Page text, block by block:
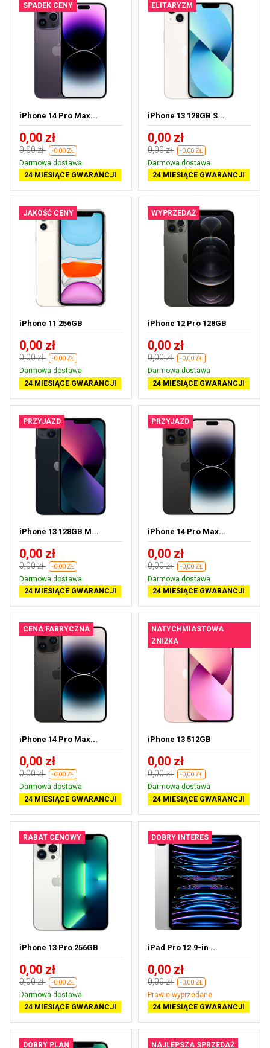
SPADEK CENY
iPhone 14 Pro Max...
0,00 zł
0,00 zł -0,00 ZŁ
Darmowa dostawa
24 MIESIĄCE GWARANCJI
ELITARYZM
iPhone 13 128GB S...
0,00 zł
0,00 zł -0,00 ZŁ
Darmowa dostawa
24 MIESIĄCE GWARANCJI
JAKOŚĆ CENY
iPhone 11 256GB
0,00 zł
0,00 zł -0,00 ZŁ
Darmowa dostawa
24 MIESIĄCE GWARANCJI
WYPRZEDAŻ
iPhone 12 Pro 128GB
0,00 zł
0,00 zł -0,00 ZŁ
Darmowa dostawa
24 MIESIĄCE GWARANCJI
PRZYJAZD
iPhone 13 128GB M...
0,00 zł
0,00 zł -0,00 ZŁ
Darmowa dostawa
24 MIESIĄCE GWARANCJI
PRZYJAZD
iPhone 14 Pro Max...
0,00 zł
0,00 zł -0,00 ZŁ
Darmowa dostawa
24 MIESIĄCE GWARANCJI
CENA FABRYCZNA
iPhone 14 Pro Max...
0,00 zł
0,00 zł -0,00 ZŁ
Darmowa dostawa
24 MIESIĄCE GWARANCJI
NATYCHMIASTOWA
ZNIŻKA
iPhone 13 512GB
0,00 zł
0,00 zł -0,00 ZŁ
Darmowa dostawa
24 MIESIĄCE GWARANCJI
RABAT CENOWY
iPhone 13 Pro 256GB
0,00 zł
0,00 zł -0,00 ZŁ
Darmowa dostawa
24 MIESIĄCE GWARANCJI
DOBRY INTERES
iPad Pro 12.9-in ...
0,00 zł
0,00 zł -0,00 ZŁ
Prawie wyprzedane
24 MIESIĄCE GWARANCJI
DOBRY PLAN NAJLEPSZA SPRZEDAŻ